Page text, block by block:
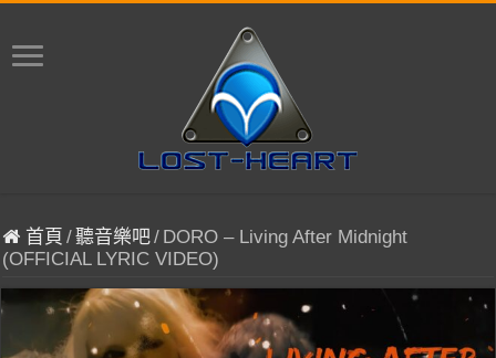
首頁 /聽音樂吧/ DORO – Living After Midnight
(OFFICIAL LYRIC VIDEO)